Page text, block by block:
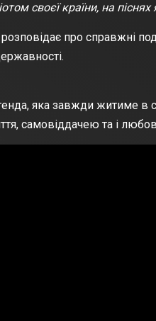
своєї країни, на піснях
про справжні
яка завжди житиме в
самовіддачею та і